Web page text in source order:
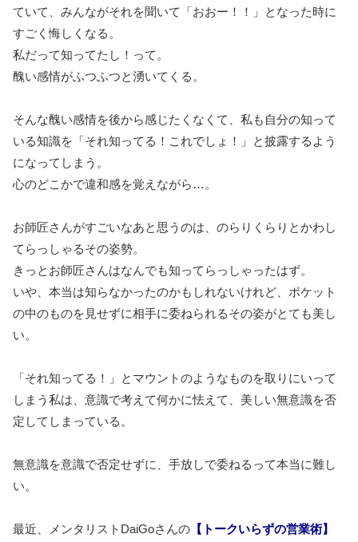
ていて、みんながそれを聞いて「おおー！！」となった時に
すごく悔しくなる。
私だって知ってたし！って。
醜い感情がふつふつと湧いてくる。
そんな醜い感情を後から感じたくなくて、私も自分の知って
いる知識を「それ知ってる！これでしょ！」と披露するよう
になってしまう。
心のどこかで違和感を覚えながら…。
お師匠さんがすごいなあと思うのは、のらりくらりとかわし
てらっしゃるその姿勢。
きっとお師匠さんはなんでも知ってらっしゃったはず。
いや、本当は知らなかったのかもしれないけれど、ポケット
の中のものを見せずに相手に委ねられるその姿がとても美し
い。
「それ知ってる！」とマウントのようなものを取りにいって
しまう私は、意識で考えて何かに怯えて、美しい無意識を否
定してしまっている。
無意識を意識で否定せずに、手放しで委ねるって本当に難し
い。
最近、メンタリストDaiGoさんの 【トークいらずの営業術】